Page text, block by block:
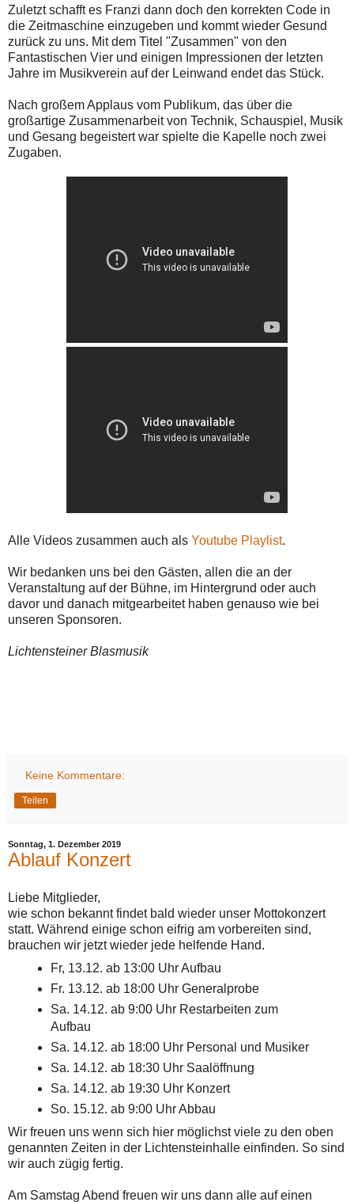
Zuletzt schafft es Franzi dann doch den korrekten Code in
die Zeitmaschine einzugeben und kommt wieder Gesund
zurück zu uns. Mit dem Titel "Zusammen" von den
Fantastischen Vier und einigen Impressionen der letzten
Jahre im Musikverein auf der Leinwand endet das Stück.
Nach großem Applaus vom Publikum, das über die
großartige Zusammenarbeit von Technik, Schauspiel, Musik
und Gesang begeistert war spielte die Kapelle noch zwei
Zugaben.
Alle Videos zusammen auch als Youtube Playlist.
Wir bedanken uns bei den Gästen, allen die an der
Veranstaltung auf der Bühne, im Hintergrund oder auch
davor und danach mitgearbeitet haben genauso wie bei
unseren Sponsoren.
Lichtensteiner Blasmusik
Keine Kommentare:
Teilen
Sonntag, 1. Dezember 2019
Ablauf Konzert
Liebe Mitglieder,
wie schon bekannt findet bald wieder unser Mottokonzert
statt. Während einige schon eifrig am vorbereiten sind,
brauchen wir jetzt wieder jede helfende Hand.
Fr, 13.12. ab 13:00 Uhr Aufbau
Fr. 13.12. ab 18:00 Uhr Generalprobe
Sa. 14.12. ab 9:00 Uhr Restarbeiten zum
Aufbau
Sa. 14.12. ab 18:00 Uhr Personal und Musiker
Sa. 14.12. ab 18:30 Uhr Saalöffnung
Sa. 14.12. ab 19:30 Uhr Konzert
So. 15.12. ab 9:00 Uhr Abbau
Wir freuen uns wenn sich hier möglichst viele zu den oben
genannten Zeiten in der Lichtensteinhalle einfinden. So sind
wir auch zügig fertig.
Am Samstag Abend freuen wir uns dann alle auf einen